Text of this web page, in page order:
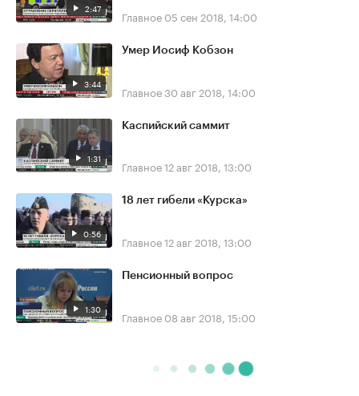
2:47 Главное 05 сен 2018, 14:00
3:44
Умер Иосиф Кобзон
Главное30 авг 2018, 14:00
1:31
Каспийский саммит
Главное12 авг 2018, 13:00
0:56
18 лет гибели «Курска»
Главное12 авг 2018, 13:00
1:30
Пенсионный вопрос
Главное 08 авг 2018, 15:00